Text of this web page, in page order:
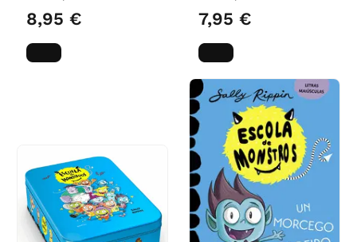
Gran Corazón
8,95 € 7,95 €